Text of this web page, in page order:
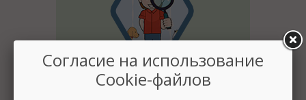
2500
Согласие на использование
Cookie-файлов